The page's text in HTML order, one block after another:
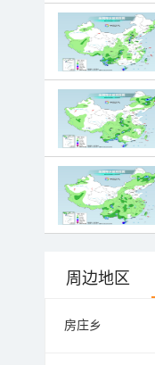
周边地区
房庄乡